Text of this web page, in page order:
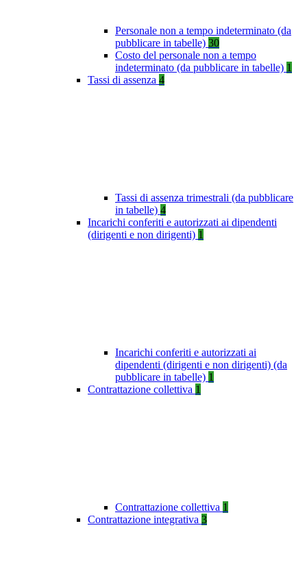
Personale non a tempo indeterminato (da
pubblicare in tabelle) 30
Costo del personale non a tempo
indeterminato (da pubblicare in tabelle) 1
Tassi di assenza 4
Tassi di assenza trimestrali (da pubblicare
in tabelle) 4
Incarichi conferiti e autorizzati ai dipendenti
(dirigenti e non dirigenti) 1
Incarichi conferiti e autorizzati ai
dipendenti (dirigenti e non dirigenti) (da
pubblicare in tabelle) 1
Contrattazione collettiva 1
Contrattazione collettiva 1
Contrattazione integrativa 3